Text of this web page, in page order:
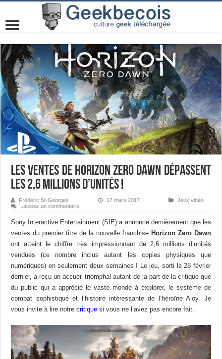
Les ventes de Horizon Zero Dawn dépassent
les 2,6 millions d’unités !
Frédéric St-Georges 17 mars 2017
Jeux vidéo
Laissez un commentaire
Sony Interactive Entertainment (SIE) a annoncé dernièrement que les
ventes du premier titre de la nouvelle franchise Horizon Zero Dawn
ont atteint le chiffre très impressionnant de 2,6 millions d’unités
vendues (ce nombre inclus autant les copies physiques que
numériques) en seulement deux semaines ! Le jeu, sorti le 28 février
dernier, a reçu un accueil triomphal autant de la part de la critique que
du public qui a apprécié le vaste monde à explorer, le système de
combat sophistiqué et l’histoire intéressante de l’héroïne Aloy. Je
vous invite à lire notrecritique si vous ne l’avez pas encore fait.